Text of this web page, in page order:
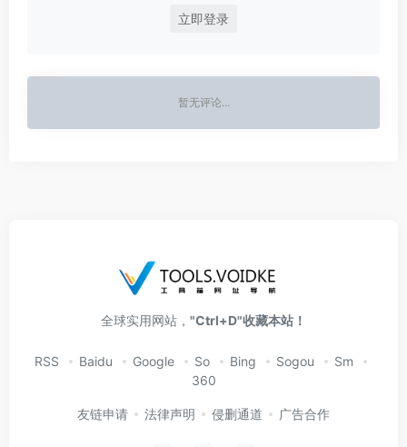
立即登录
暂无评论...
全球实用网站， "Ctrl+D"收藏本站！
RSS Baidu Google So Bing Sogou
Sm
360
友链申请 法律声明 侵删通道 广告合作